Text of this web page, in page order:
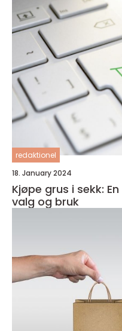
redaktionel
18. January 2024
Kjøpe grus i sekk:
valg og bruk